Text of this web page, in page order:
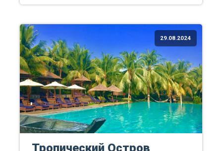
29.08.2024
Тропический Остров